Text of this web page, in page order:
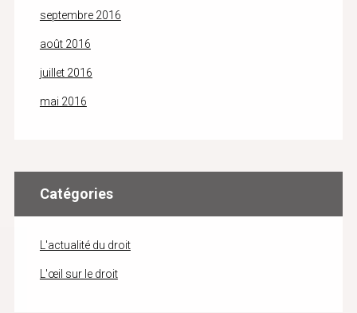
septembre 2016
août 2016
juillet 2016
mai 2016
Catégories
L'actualité du droit
L'œil sur le droit